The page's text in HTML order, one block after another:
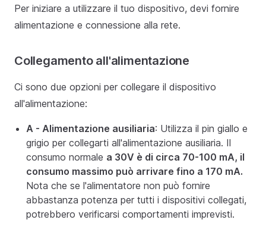
Per iniziare a utilizzare il tuo dispositivo, devi fornire
alimentazione e connessione alla rete.
Collegamento all'alimentazione
Ci sono due opzioni per collegare il dispositivo
all'alimentazione:
A - Alimentazione ausiliaria: Utilizza il pin giallo e
grigio per collegarti all'alimentazione ausiliaria. Il
consumo normale a 30V è di circa 70-100 mA, il
consumo massimo può arrivare fino a 170 mA.
Nota che se l'alimentatore non può fornire
abbastanza potenza per tutti i dispositivi collegati,
potrebbero verificarsi comportamenti imprevisti.